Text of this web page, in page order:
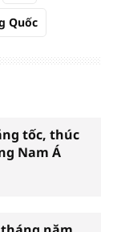
Quốc
tốc, thúc
Nam Á